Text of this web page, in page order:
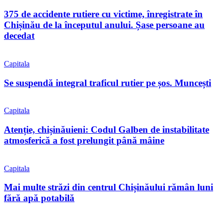
375 de accidente rutiere cu victime, înregistrate în
Chișinău de la începutul anului. Șase persoane au
decedat
Capitala
Se suspendă integral traficul rutier pe șos. Muncești
Capitala
Atenție, chișinăuieni: Codul Galben de instabilitate
atmosferică a fost prelungit până mâine
Capitala
Mai multe străzi din centrul Chișinăului rămân luni
fără apă potabilă